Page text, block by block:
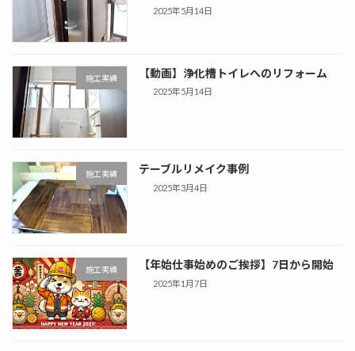
2025年5月14日
施工実績 【動画】浄化槽トイレへのリフォーム
2025年5月14日
施工実績 テーブルリメイク事例
2025年3月4日
施工実績 【年始仕事始めのご挨拶】7日から開始
2025年1月7日